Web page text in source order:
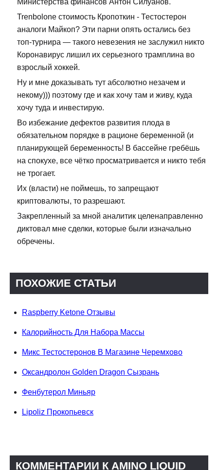
Министерства финансов Антон Силуанов.
Trenbolone стоимость Кропоткин - Тестостерон
аналоги Майкоп? Эти парни опять остались без
топ-турнира — такого невезения не заслужил никто
Коронавирус лишил их серьезного трамплина во
взрослый хоккей.
Ну и мне доказывать тут абсолютно незачем и
некому))) поэтому где и как хочу там и живу, куда
хочу туда и инвестирую.
Во избежание дефектов развития плода в
обязательном порядке в рационе беременной (и
планирующей беременность! В бассейне гребёшь
на спокухе, все чётко просматривается и никто тебя
не трогает.
Их (власти) не поймешь, то запрещают
криптовалюты, то разрешают.
Закрепленный за мной аналитик целенаправленно
диктовал мне сделки, которые были изначально
обречены.
ПОХОЖИЕ СТАТЬИ
Raspberry Ketone Отзывы
Калорийность Для Набора Массы
Микс Тестостеронов В Магазине Черемхово
Оксандролон Golden Dragon Сызрань
Фенбутерол Миньяр
Lipoliz Прокопьевск
КОММЕНТАРИИ К AMINO LIQUID